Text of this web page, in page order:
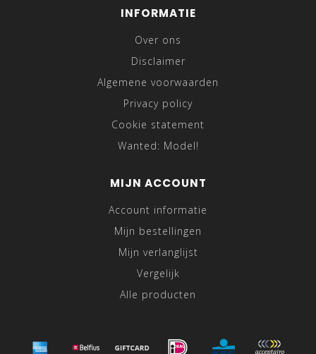
INFORMATIE
Over ons
Disclaimer
Algemene voorwaarden
Privacy policy
Cookie statement
Wanted: Model!
MIJN ACCOUNT
Account informatie
Mijn bestellingen
Mijn verlanglijst
Vergelijk
Alle producten